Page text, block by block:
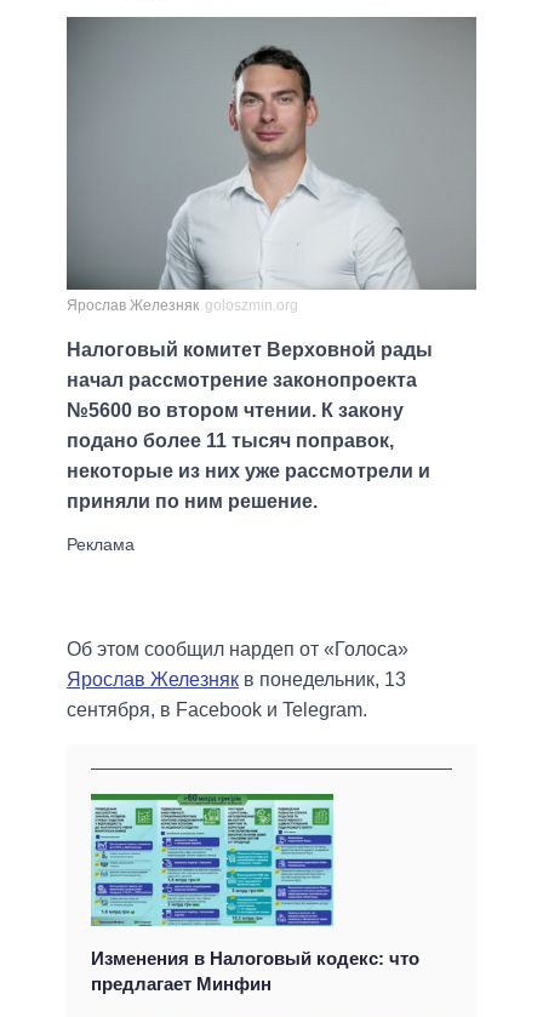
Ярослав Железняк goloszmin.org
Налоговый комитет Верховной рады
начал рассмотрение законопроекта
№5600 во втором чтении. К закону
подано более 11 тысяч поправок,
некоторые из них уже рассмотрели и
приняли по ним решение.
Об этом сообщил нардеп от «Голоса»
Ярослав Железняк в понедельник, 13
сентября, в Facebook и Telegram.
Изменения в Налоговый кодекс: что
предлагает Минфин